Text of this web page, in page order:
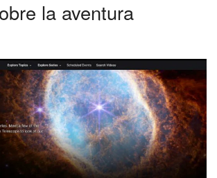
la aventura